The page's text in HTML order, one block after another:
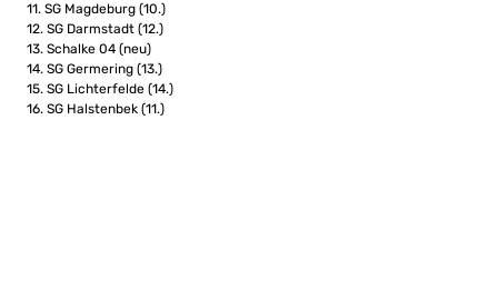
11. SG Magdeburg (10.)
12. SG Darmstadt (12.)
13. Schalke 04 (neu)
14. SG Germering (13.)
15. SG Lichterfelde (14.)
16. SG Halstenbek (11.)